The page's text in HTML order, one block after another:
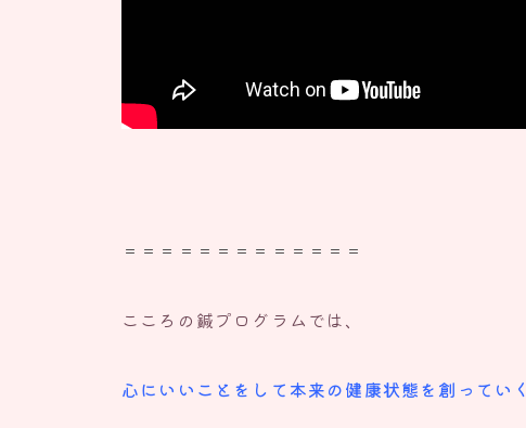
＝＝＝＝＝＝＝＝＝＝＝＝＝
こころの鍼プログラムでは、
心にいいことをして本来の健康状態を創っていく